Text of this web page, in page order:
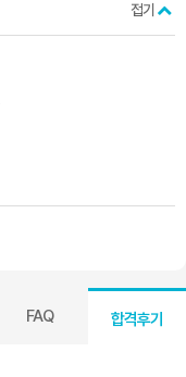
FAQ 합격후기
접기